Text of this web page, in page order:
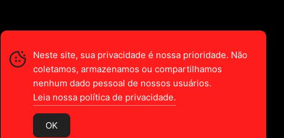
Neste site, sua privacidade é nossa prioridade. Não
coletamos, armazenamos ou compartilhamos
nenhum dado pessoal de nossos usuários.
Leia nossa política de privacidade.
OK